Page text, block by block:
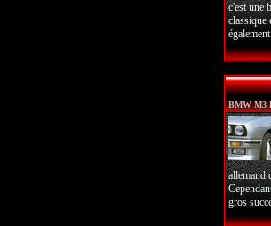
c'est une
classique
BMW M3
allemand
gros